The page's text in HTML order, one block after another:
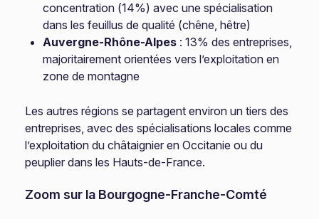
concentration (14%) avec une spécialisation
dans les feuillus de qualité (chêne, hêtre)
Auvergne-Rhône-Alpes : 13% des entreprises,
majoritairement orientées vers l’exploitation en
zone de montagne
Les autres régions se partagent environ un tiers des
entreprises, avec des spécialisations locales comme
l’exploitation du châtaignier en Occitanie ou du
peuplier dans les Hauts-de-France.
Zoom sur la Bourgogne-Franche-Comté